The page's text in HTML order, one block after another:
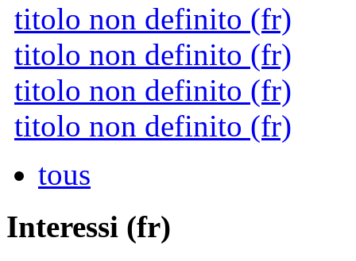
titolo non definito (fr)
titolo non definito (fr)
titolo non definito (fr)
titolo non definito (fr)
tous
Interessi (fr)